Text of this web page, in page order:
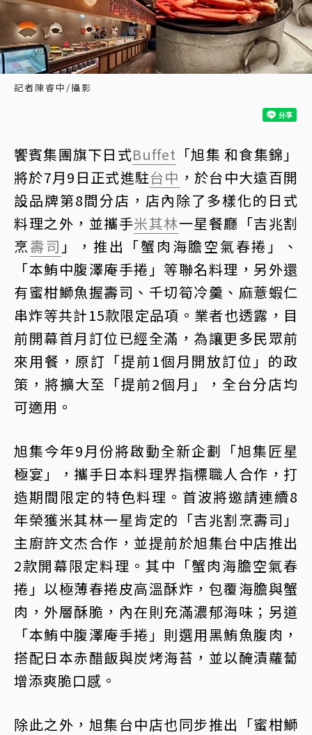
記者陳睿中/攝影
饗賓集團旗下日式Buffet 「旭集 和食集錦」
將於7月9日正式進駐台中 ，於台中大遠百開
設品牌第8間分店，店內除了多樣化的日式
料理之外，並攜手米其林一星餐廳「吉兆割
烹壽司 」，推出「蟹肉海膽空氣春捲」、
「本鮪中腹澤庵手捲」等聯名料理，另外還
有蜜柑鰤魚握壽司、千切筍冷羹、麻薏蝦仁
串炸等共計15款限定品項。業者也透露，目
前開幕首月訂位已經全滿，為讓更多民眾前
來用餐，原訂「提前1個月開放訂位」的政
策，將擴大至「提前2個月」，全台分店均
可適用。
旭集今年9月份將啟動全新企劃「旭集匠星
極宴」，攜手日本料理界指標職人合作，打
造期間限定的特色料理。首波將邀請連續8
年榮獲米其林一星肯定的「吉兆割烹壽司」
主廚許文杰合作，並提前於旭集台中店推出
2款開幕限定料理。其中「蟹肉海膽空氣春
捲」以極薄春捲皮高溫酥炸，包覆海膽與蟹
肉，外層酥脆，內在則充滿濃郁海味；另道
「本鮪中腹澤庵手捲」則選用黑鮪魚腹肉，
搭配日本赤醋飯與炭烤海苔，並以醃漬蘿蔔
增添爽脆口感。
除此之外，旭集台中店也同步推出「蜜柑鰤